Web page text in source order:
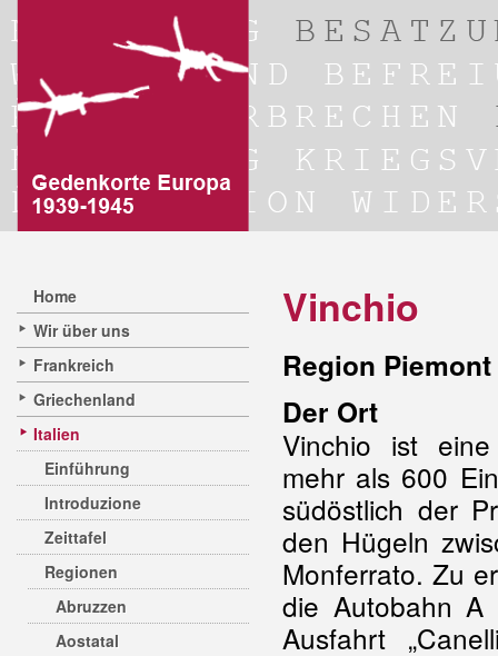
Home
Wir über uns
Frankreich
Griechenland
Italien
Einführung
Introduzione
Zeittafel
Regionen
Abruzzen
Aostatal
Vinchio
Region
Der Ort
Vinchio ist
mehr als 600
südöstlich der
den Hügeln
Monferrato. Zu
die Autobahn
Ausfahrt